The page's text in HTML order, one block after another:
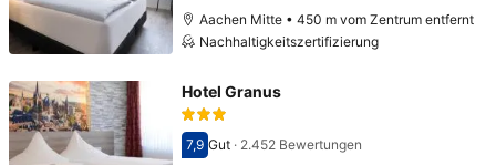
Aachen Mitte • 450 m vom Zentrum entfernt
Nachhaltigkeitszertifizierung
Hotel Granus
Bewertet mit 7,9
7,9 Gut· 2.452 Bewertungen